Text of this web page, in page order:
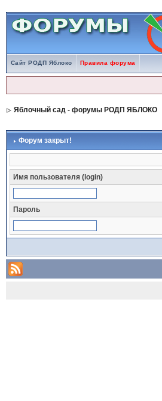
Сайт РОДП Яблоко Правила форума
Яблочный сад - форумы РОДП ЯБЛОКО
Форум закрыт!
Имя пользователя (login)
Пароль